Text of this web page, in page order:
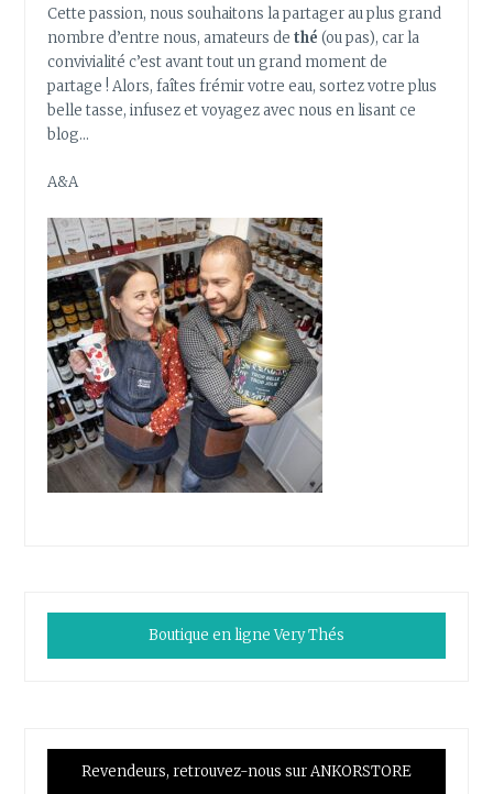
Cette passion, nous souhaitons la partager au plus grand
nombre d’entre nous, amateurs de thé (ou pas), car la
convivialité c’est avant tout un grand moment de
partage ! Alors, faîtes frémir votre eau, sortez votre plus
belle tasse, infusez et voyagez avec nous en lisant ce
blog…
A&A
Boutique en ligne Very Thés
Revendeurs, retrouvez-nous sur ANKORSTORE